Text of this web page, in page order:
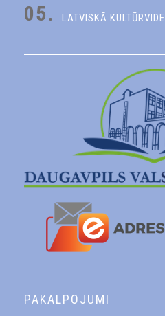
05. LATVISKĀ KULTŪRVIDE
PAKALPOJUMI